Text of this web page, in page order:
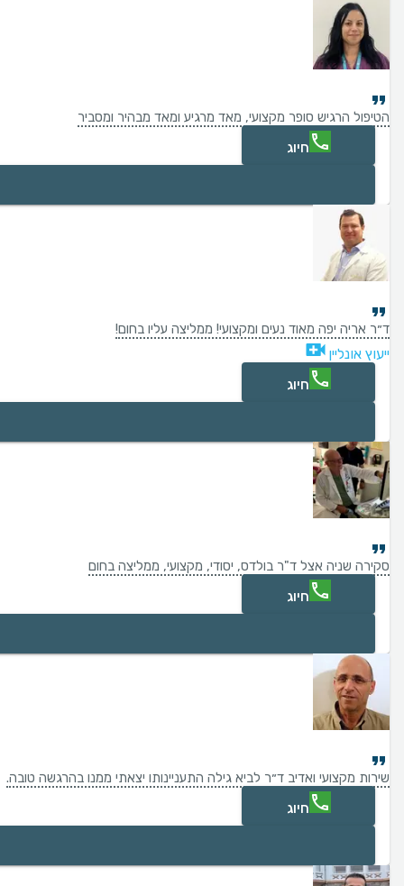
הטיפול הרגיש סופר מקצועי, מאד מרגיע ומאד מבהיר ומסביר
חיוג
ד״ר אריה יפה מאוד נעים ומקצועי! ממליצה עליו בחום!
ייעוץ אונליין
חיוג
סקירה שניה אצל ד"ר בולדס, יסודי, מקצועי, ממליצה בחום
חיוג
שירות מקצועי ואדיב ד״ר לביא גילה התעניינותו יצאתי ממנו בהרגשה טובה.
חיוג